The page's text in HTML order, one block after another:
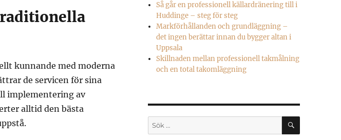
kunnande med moderna
de servicen för sina
implementering av
alltid den bästa
Så går en professionell källardränering till i
Huddinge – steg för steg
Markförhållanden och grundläggning –
det ingen berättar innan du bygger altan i
Uppsala
Skillnaden mellan professionell takmålning
och en total takomläggning
Sök
efter:
SÖK